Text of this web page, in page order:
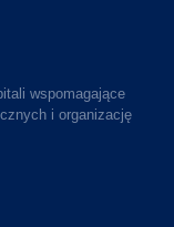
wspomagające
i organizację